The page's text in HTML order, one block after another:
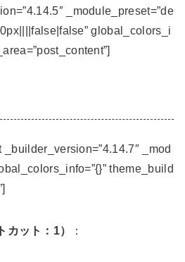
_module_preset=”de
global_colors_i
_mod
theme_build
カット：1）
：